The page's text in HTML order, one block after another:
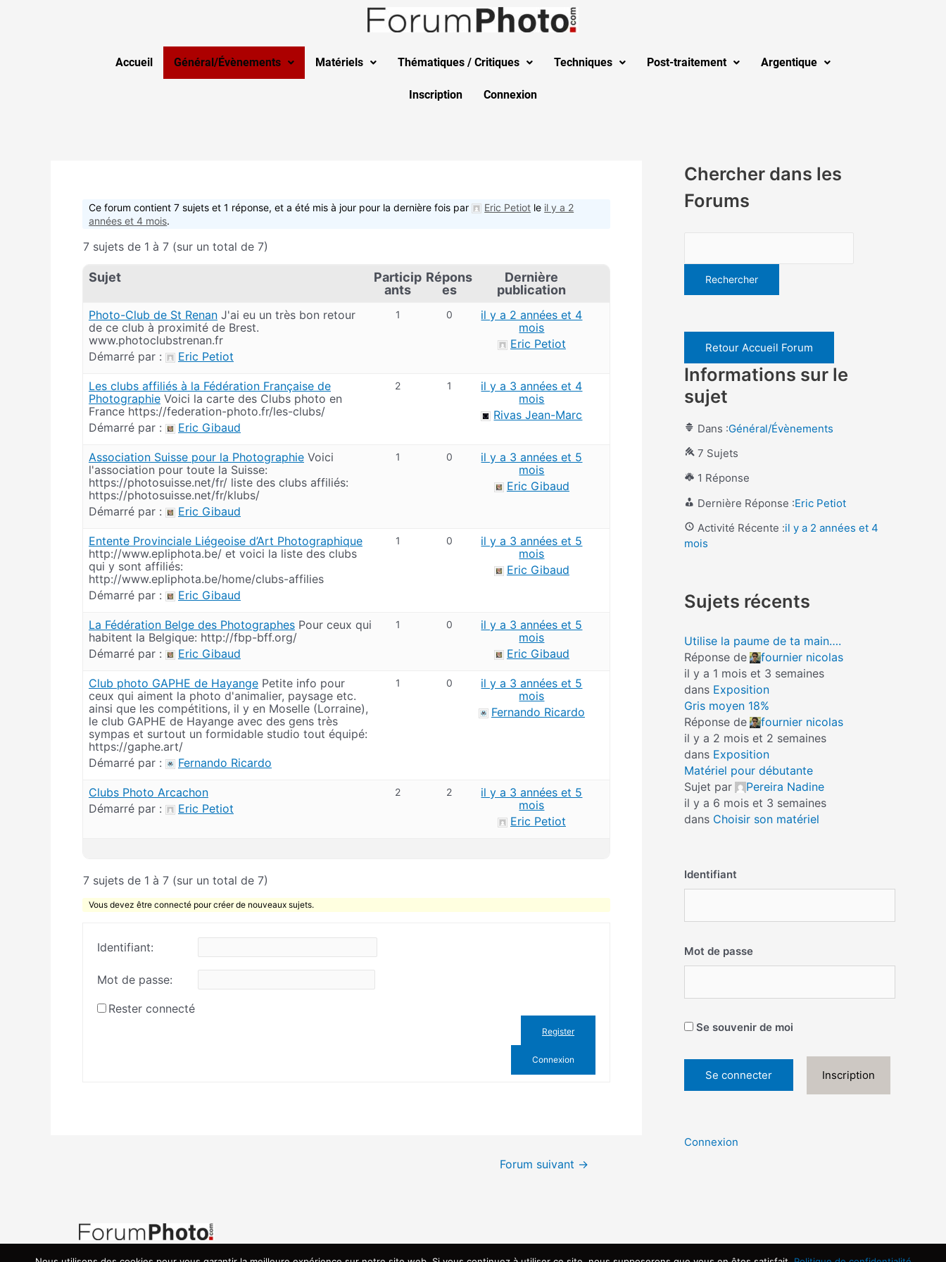
Accueil Général/Évènements Matériels Thématiques / Critiques Techniques Post-traitement Argentique
Inscription Connexion
Ce forum contient 7 sujets et 1 réponse, et a été mis à jour pour la dernière fois par Eric Petiot le il y a 2
années et 4 mois.
7 sujets de 1 à 7 (sur un total de 7)
Sujet
Particip
ants
Répons
es
Dernière
publication
Photo-Club de St Renan J'ai eu un très bon retour
de ce club à proximité de Brest.
www.photoclubstrenan.fr
Démarré par :
Eric Petiot
1 0
il y a 2 années et 4
mois
Eric Petiot
Les clubs affiliés à la Fédération Française de
Photographie Voici la carte des Clubs photo en
France https://federation-photo.fr/les-clubs/
Démarré par :
Eric Gibaud
2 1
il y a 3 années et 4
mois
Rivas Jean-Marc
Association Suisse pour la Photographie Voici
l'association pour toute la Suisse:
https://photosuisse.net/fr/ liste des clubs affiliés:
https://photosuisse.net/fr/klubs/
Démarré par :
Eric Gibaud
1 0
il y a 3 années et 5
mois
Eric Gibaud
Entente Provinciale Liégeoise d’Art Photographique
http://www.epliphota.be/ et voici la liste des clubs
qui y sont affiliés:
http://www.epliphota.be/home/clubs-affilies
Démarré par :
Eric Gibaud
1 0
il y a 3 années et 5
mois
Eric Gibaud
La Fédération Belge des Photographes Pour ceux qui
habitent la Belgique: http://fbp-bff.org/
Démarré par :
Eric Gibaud
1 0
il y a 3 années et 5
mois
Eric Gibaud
Club photo GAPHE de Hayange Petite info pour
ceux qui aiment la photo d'animalier, paysage etc.
ainsi que les compétitions, il y en Moselle (Lorraine),
le club GAPHE de Hayange avec des gens très
sympas et surtout un formidable studio tout équipé:
https://gaphe.art/
Démarré par :
Fernando Ricardo
1 0
il y a 3 années et 5
mois
Fernando Ricardo
Clubs Photo Arcachon
Démarré par :
Eric Petiot
2 2
il y a 3 années et 5
mois
Eric Petiot
7 sujets de 1 à 7 (sur un total de 7)
Vous devez être connecté pour créer de nouveaux sujets.
Identifiant:
Mot de passe:
Rester connecté
Register
Connexion
Forum suivant →
Chercher dans les
Forums
Retour Accueil Forum
Informations sur le
sujet
Dans :Général/Évènements
7 Sujets
1 Réponse
Dernière Réponse :Eric Petiot
Activité Récente :il y a 2 années et 4
mois
Sujets récents
Utilise la paume de ta main….
Réponse de
fournier nicolas
il y a 1 mois et 3 semaines
dans Exposition
Gris moyen 18%
Réponse de
fournier nicolas
il y a 2 mois et 2 semaines
dans Exposition
Matériel pour débutante
Sujet par
Pereira Nadine
il y a 6 mois et 3 semaines
dans Choisir son matériel
Identifiant
Mot de passe
Se souvenir de moi
Inscription
Connexion
Copyright © 2026 | Propulsé par